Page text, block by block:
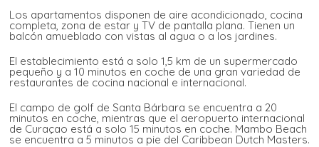
Los apartamentos disponen de aire acondicionado, cocina
completa, zona de estar y TV de pantalla plana. Tienen un
balcón amueblado con vistas al agua o a los jardines.
El establecimiento está a solo 1,5 km de un supermercado
pequeño y a 10 minutos en coche de una gran variedad de
restaurantes de cocina nacional e internacional.
El campo de golf de Santa Bárbara se encuentra a 20
minutos en coche, mientras que el aeropuerto internacional
de Curaçao está a solo 15 minutos en coche. Mambo Beach
se encuentra a 5 minutos a pie del Caribbean Dutch Masters.